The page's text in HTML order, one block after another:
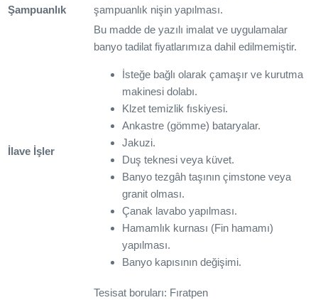
Şampuanlık
şampuanlık nişin yapılması.
İlave İşler
Bu madde de yazılı imalat ve uygulamalar
banyo tadilat fiyatlarımıza dahil edilmemiştir.
İsteğe bağlı olarak çamaşır ve kurutma
makinesi dolabı.
Klzet temizlik fıskiyesi.
Ankastre (gömme) bataryalar.
Jakuzi.
Duş teknesi veya küvet.
Banyo tezgâh taşının çimstone veya
granit olması.
Çanak lavabo yapılması.
Hamamlık kurnası (Fin hamamı)
yapılması.
Banyo kapısının değişimi.
Tesisat boruları: Fıratpen